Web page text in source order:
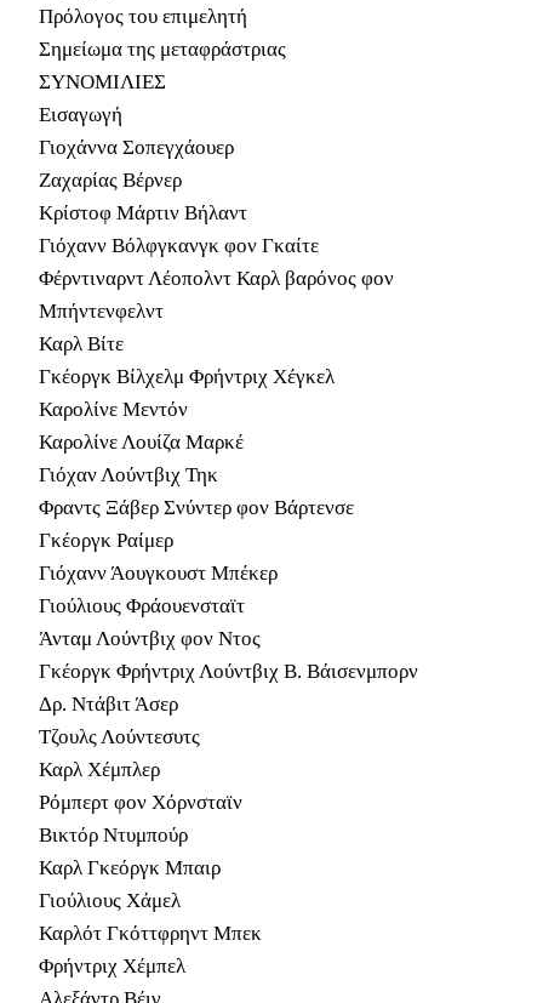
Πρόλογος του επιμελητή
Σημείωμα της μεταφράστριας
ΣΥΝΟΜΙΛΙΕΣ
Εισαγωγή
Γιοχάννα Σοπεγχάουερ
Ζαχαρίας Βέρνερ
Κρίστοφ Μάρτιν Βήλαντ
Γιόχανν Βόλφγκανγκ φον Γκαίτε
Φέρντιναρντ Λέοπολντ Καρλ βαρόνος φον
Μπήντενφελντ
Καρλ Βίτε
Γκέοργκ Βίλχελμ Φρήντριχ Χέγκελ
Καρολίνε Μεντόν
Καρολίνε Λουίζα Μαρκέ
Γιόχαν Λούντβιχ Τηκ
Φραντς Ξάβερ Σνύντερ φον Βάρτενσε
Γκέοργκ Ραίμερ
Γιόχανν Άουγκουστ Μπέκερ
Γιούλιους Φράουενσταϊτ
Άνταμ Λούντβιχ φον Ντος
Γκέοργκ Φρήντριχ Λούντβιχ Β. Βάισενμπορν
Δρ. Ντάβιτ Άσερ
Τζουλς Λούντεσυτς
Καρλ Χέμπλερ
Ρόμπερτ φον Χόρνσταϊν
Βικτόρ Ντυμπούρ
Καρλ Γκεόργκ Μπαιρ
Γιούλιους Χάμελ
Καρλότ Γκόττφρηντ Μπεκ
Φρήντριχ Χέμπελ
Αλεξάντρ Βέιγ